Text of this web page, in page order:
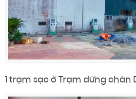
1 trạm sạc ở Trạm dừng chân